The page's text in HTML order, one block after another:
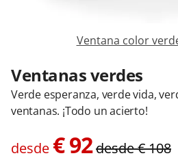
Ventana color
Ventanas verdes
Verde esperanza, verde vida,
ventanas. ¡Todo un acierto!
desde €92desde€108